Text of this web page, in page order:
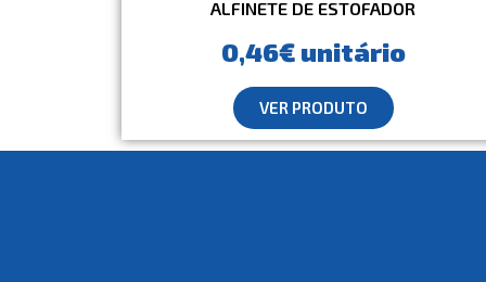
ALFINETE DE ESTOFADOR
0,46€ unitário
VER PRODUTO